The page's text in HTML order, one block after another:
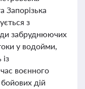
Запорізька
з
забруднюючих
у водойми,
воєнного
дій